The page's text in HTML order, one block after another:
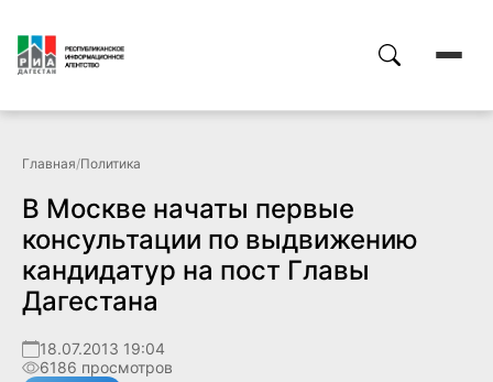
Главная/Политика
В Москве начаты первые
консультации по выдвижению
кандидатур на пост Главы
Дагестана
18.07.2013 19:04
6186 просмотров